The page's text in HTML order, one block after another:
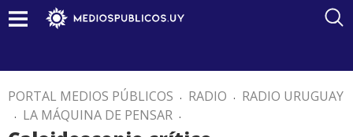
PORTAL MEDIOS PÚBLICOS . RADIO . RADIO URUGUAY
. LA MÁQUINA DE PENSAR .